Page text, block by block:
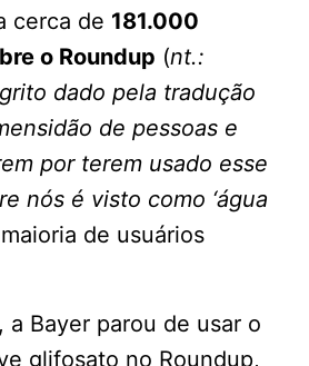
cerca de 181.000
o Roundup (nt.:
dado pela tradução
de pessoas e
por terem usado esse
nós é visto como ‘água
de usuários
a Bayer parou de usar o
glifosato no Roundup,